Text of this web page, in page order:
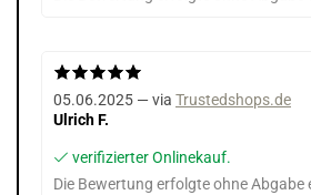
05.06.2025 — via Trustedshops.de
Ulrich F.
verifizierter Onlinekauf.
Die Bewertung erfolgte ohne Abgabe